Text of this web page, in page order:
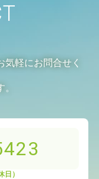
軽にお問合せく
）